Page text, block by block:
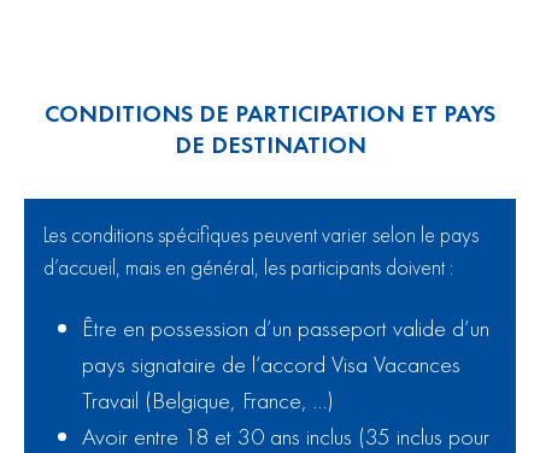
CONDITIONS DE PARTICIPATION ET PAYS
DE DESTINATION
Les conditions spécifiques peuvent varier selon le pays
d’accueil, mais en général, les participants doivent :
Être en possession d’un passeport valide d’un
pays signataire de l’accord Visa Vacances
Travail (Belgique, France, …)
Avoir entre 18 et 30 ans inclus (35 inclus pour